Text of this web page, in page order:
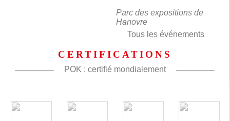
Parc des expositions de
Hanovre
Tous les événements
CERTIFICATIONS
POK : certifié mondialement